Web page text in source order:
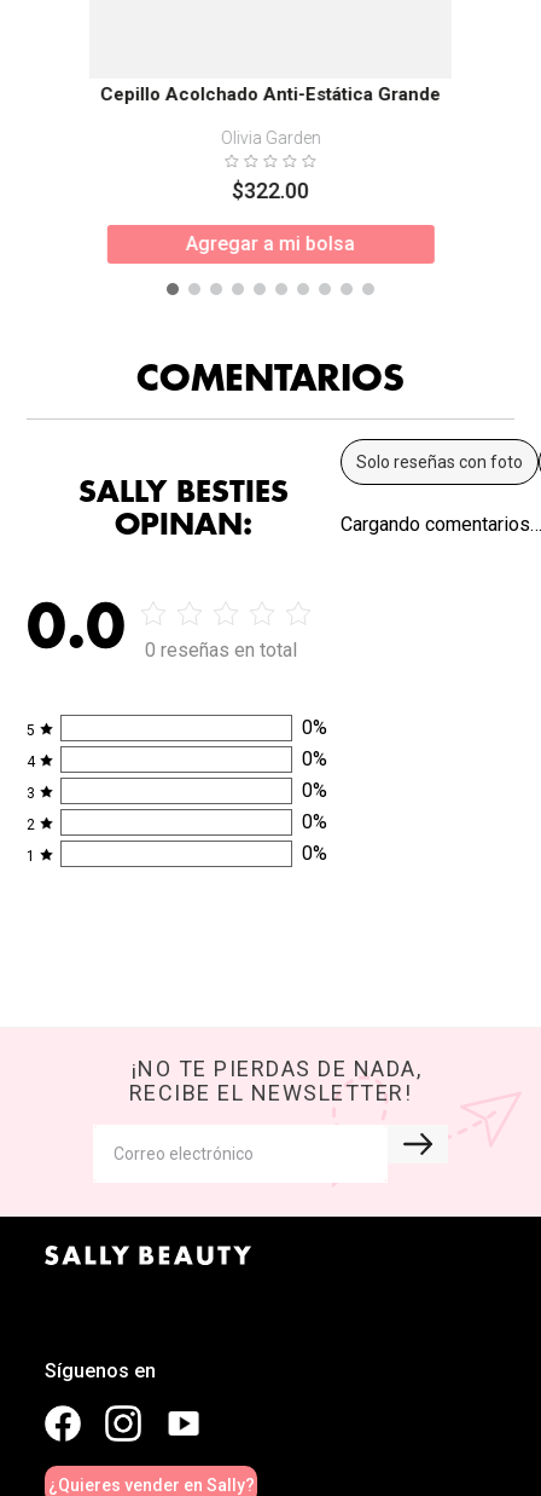
Cepillo Acolchado Anti-Estática Grande
Olivia Garden
$322.00
Agregar a mi bolsa
COMENTARIOS
SALLY BESTIES
OPINAN:
0.0 0 reseñas en total
5 0%
4 0%
3 0%
2 0%
1 0%
Solo reseñas con foto
Cargando
¡NO TE PIERDAS DE NADA,
RECIBE EL NEWSLETTER!
Síguenos en
¿Quieres vender en Sally?